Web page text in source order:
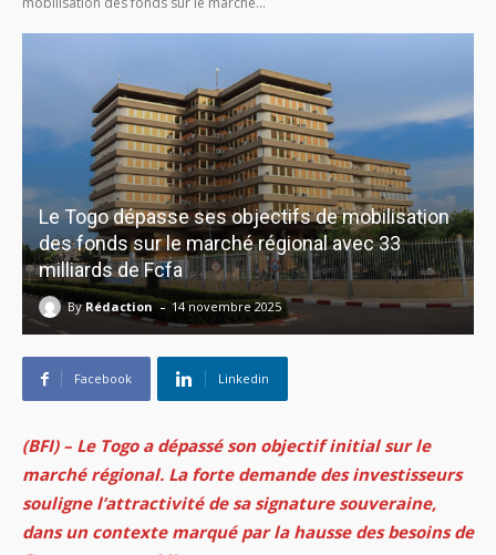
Le Togo dépasse ses objectifs de mobilisation
des fonds sur le marché régional avec 33
milliards de Fcfa
By Rédaction - 14 novembre 2025
Facebook Linkedin
(BFI) – Le Togo a dépassé son objectif initial sur le
marché régional. La forte demande des investisseurs
souligne l’attractivité de sa signature souveraine,
dans un contexte marqué par la hausse des besoins de